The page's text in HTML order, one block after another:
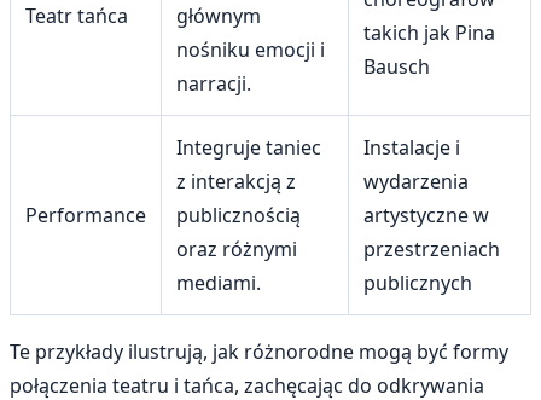
Teatr tańca
głównym
nośniku emocji i
narracji.
takich jak Pina
Bausch
Performance
Integruje taniec
z interakcją z
publicznością
oraz różnymi
mediami.
Instalacje i
wydarzenia
artystyczne w
przestrzeniach
publicznych
Te przykłady ilustrują, jak różnorodne mogą być formy
połączenia teatru i tańca, zachęcając do odkrywania